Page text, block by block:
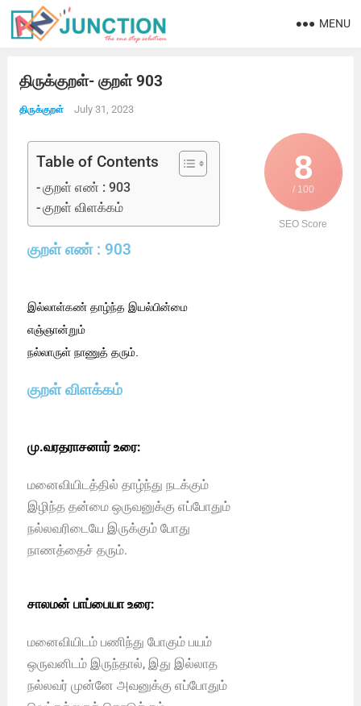
MENU
திருக்குறள்- குறள் 903
திருக்குறள் July 31, 2023
8
/ 100
SEO Score
Table of Contents
குறள் எண் : 903
குறள் விளக்கம்
குறள் எண் : 903
இல்லாள்கண் தாழ்ந்த இயல்பின்மை
எஞ்ஞான்றும்
நல்லாருள் நாணுத் தரும்.
குறள் விளக்கம்
மு.வரதராசனார் உரை:
மனைவியிடத்தில் தாழ்ந்து நடக்கும்
இழிந்த தன்மை ஒருவனுக்கு எப்போதும்
நல்லவரிடையே இருக்கும் போது
நாணத்தைச் தரும்.
சாலமன் பாப்பையா உரை:
மனைவியிடம் பணிந்து போகும் பயம்
ஒருவனிடம் இருந்தால், இது இல்லாத
நல்லவர் முன்னே அவனுக்கு எப்போதும்